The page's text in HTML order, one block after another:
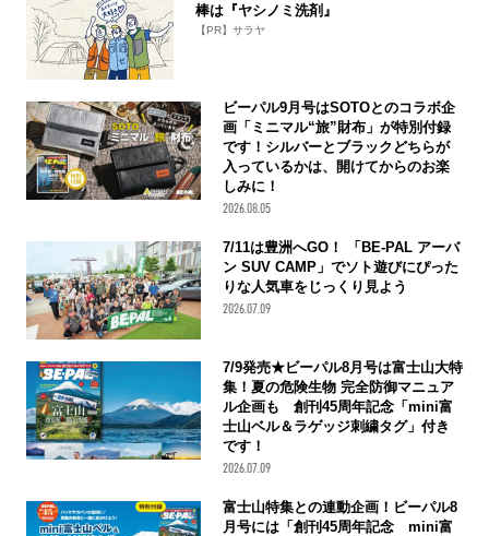
棒は『ヤシノミ洗剤』
【PR】サラヤ
ビーパル9月号はSOTOとのコラボ企
画「ミニマル“旅”財布」が特別付録
です！シルバーとブラックどちらが
入っているかは、開けてからのお楽
しみに！
2026.08.05
7/11は豊洲へGO！ 「BE-PAL アーバ
ン SUV CAMP」でソト遊びにぴった
りな人気車をじっくり見よう
2026.07.09
7/9発売★ビーパル8月号は富士山大特
集！夏の危険生物 完全防御マニュア
ル企画も 創刊45周年記念「mini富
士山ベル＆ラゲッジ刺繍タグ」付き
です！
2026.07.09
富士山特集との連動企画！ビーパル8
月号には「創刊45周年記念 mini富